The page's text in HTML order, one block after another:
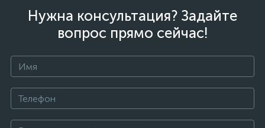
Нужна консультация? Задайте
вопрос прямо сейчас!